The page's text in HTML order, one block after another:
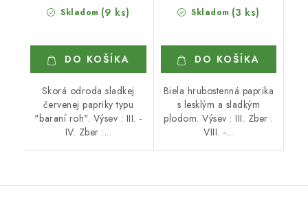
Skladom (9 ks)
DO KOŠÍKA
Skorá odroda sladkej
červenej papriky typu
"baraní roh". Výsev : III. -
IV. Zber :...
Skladom (3 ks)
DO KOŠÍKA
Biela hrubostenná paprika
s lesklým a sladkým
plodom. Výsev : III. Zber :
VIII. -...